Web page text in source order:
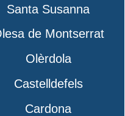
Santa Susanna
de Montserrat
Olèrdola
Castelldefels
Cardona